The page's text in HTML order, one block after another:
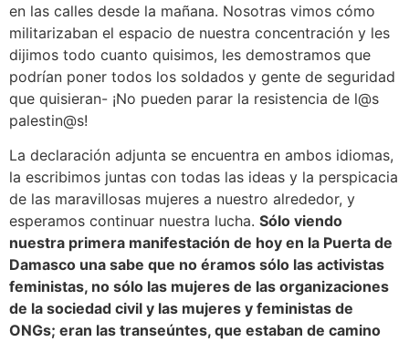
en las calles desde la mañana. Nosotras vimos cómo
militarizaban el espacio de nuestra concentración y les
dijimos todo cuanto quisimos, les demostramos que
podrían poner todos los soldados y gente de seguridad
que quisieran- ¡No pueden parar la resistencia de l@s
palestin@s!
La declaración adjunta se encuentra en ambos idiomas,
la escribimos juntas con todas las ideas y la perspicacia
de las maravillosas mujeres a nuestro alrededor, y
esperamos continuar nuestra lucha. Sólo viendo
nuestra primera manifestación de hoy en la Puerta de
Damasco una sabe que no éramos sólo las activistas
feministas, no sólo las mujeres de las organizaciones
de la sociedad civil y las mujeres y feministas de
ONGs; eran las transeúntes, que estaban de camino